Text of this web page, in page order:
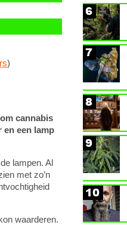
)
cannabis
en een lamp
lampen. Al
met zo’n
waarderen.
6
7
8
9
10